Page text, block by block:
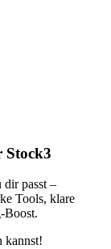
Stock3
dir passt –
Tools, klare
Boost.
kannst!